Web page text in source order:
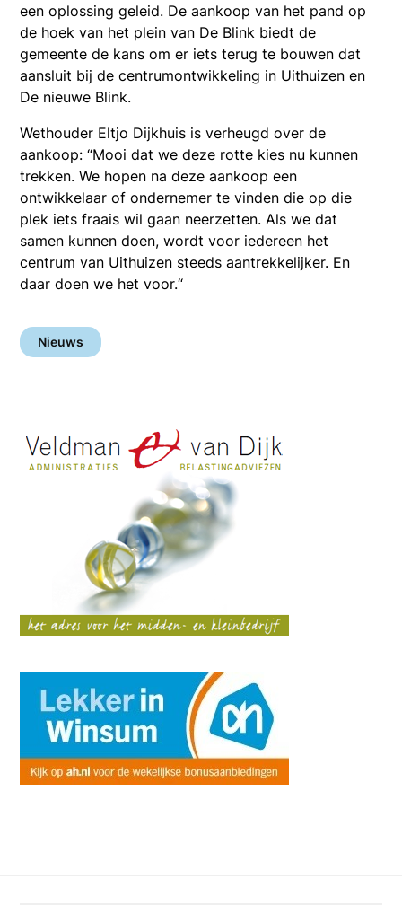
een oplossing geleid. De aankoop van het pand op
de hoek van het plein van De Blink biedt de
gemeente de kans om er iets terug te bouwen dat
aansluit bij de centrumontwikkeling in Uithuizen en
De nieuwe Blink.
Wethouder Eltjo Dijkhuis is verheugd over de
aankoop: “Mooi dat we deze rotte kies nu kunnen
trekken. We hopen na deze aankoop een
ontwikkelaar of ondernemer te vinden die op die
plek iets fraais wil gaan neerzetten. Als we dat
samen kunnen doen, wordt voor iedereen het
centrum van Uithuizen steeds aantrekkelijker. En
daar doen we het voor.“
Nieuws